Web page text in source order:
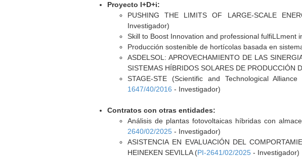
Proyecto I+D+i:
PUSHING THE LIMITS OF LARGE-SCALE
Investigador)
Skill to Boost Innovation and professional fulfiLLment
Producción sostenible de hortícolas basada en
ASDELSOL: APROVECHAMIENTO DE LAS
SISTEMAS HÍBRIDOS SOLARES DE PRODUCCIÓN
STAGE-STE (Scientific and Technological
1647/40/2016 - Investigador)
Contratos con otras entidades:
Análisis de plantas fotovoltaicas híbridas con
2640/02/2025 - Investigador)
ASISTENCIA EN EVALUACIÓN DEL
HEINEKEN SEVILLA (PI-2641/02/2025 - Investigador)